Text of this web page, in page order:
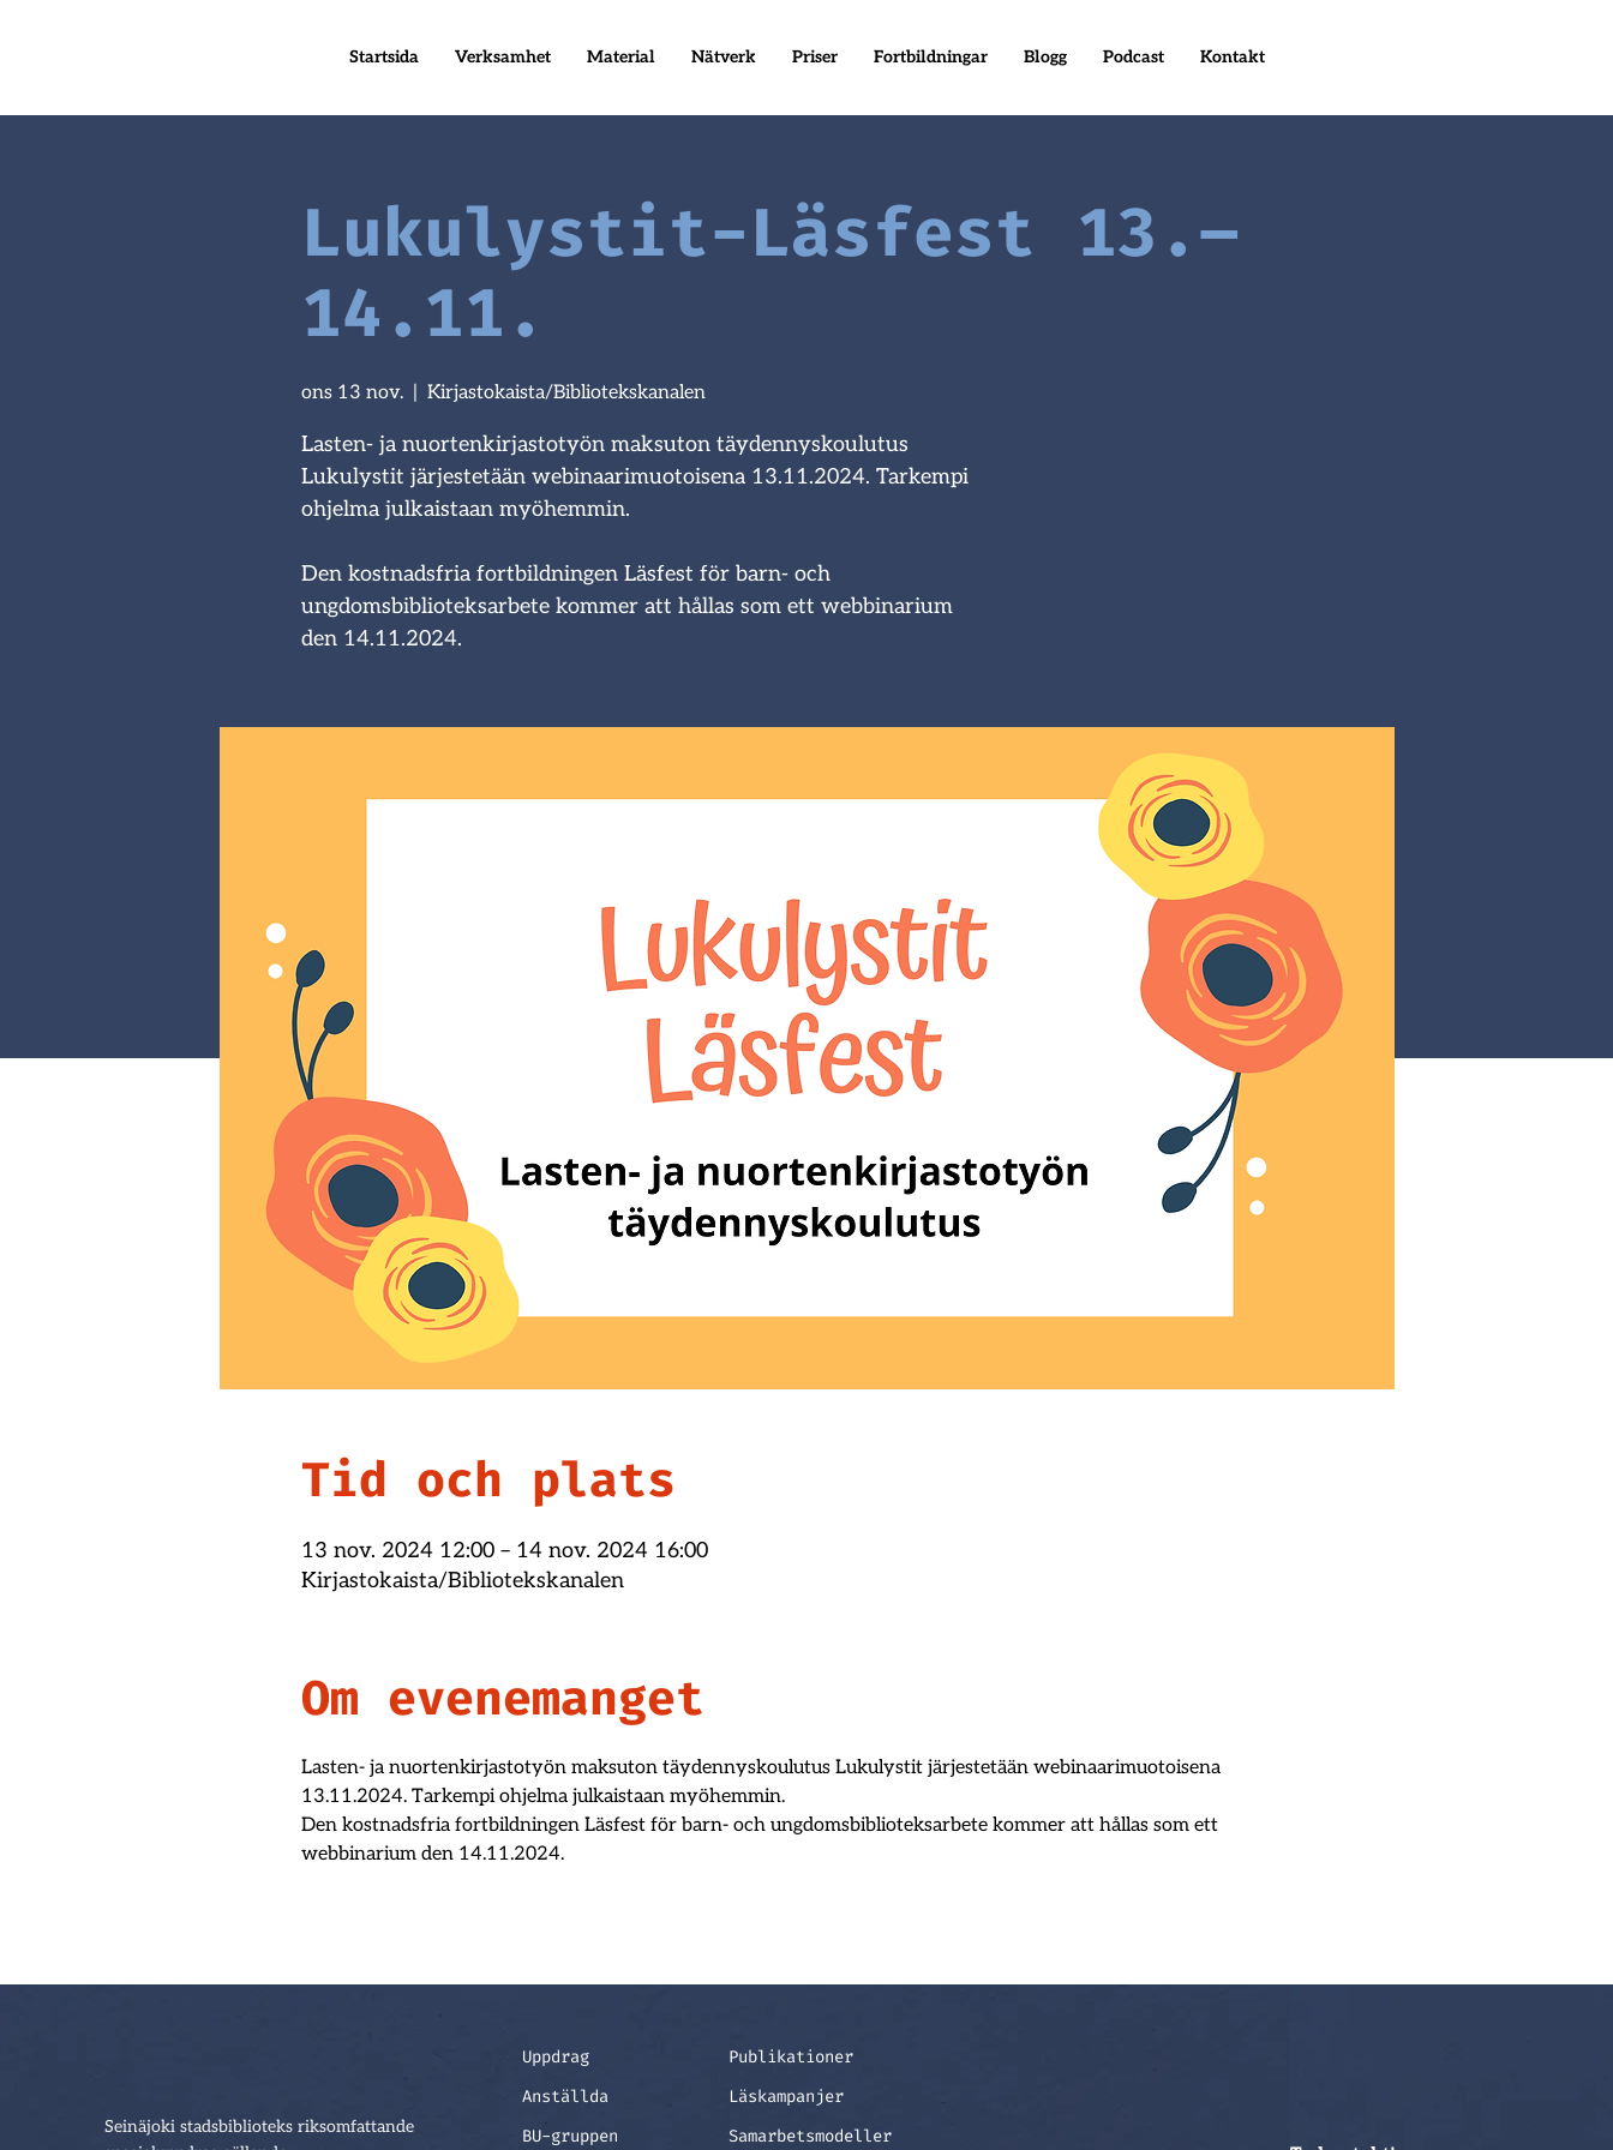
Startsida Verksamhet Material Nätverk Priser Fortbildningar Blogg Podcast Kontakt
Lukulystit-Läsfest 13.–
14.11.
ons 13 nov.
  |
Kirjastokaista/Bibliotekskanalen
Lasten- ja nuortenkirjastotyön maksuton täydennyskoulutus
Lukulystit järjestetään webinaarimuotoisena 13.11.2024. Tarkempi
ohjelma julkaistaan myöhemmin.
Den kostnadsfria fortbildningen Läsfest för barn- och
ungdomsbiblioteksarbete kommer att hållas som ett webbinarium
den 14.11.2024.
Tid och plats
13 nov. 2024 12:00 – 14 nov. 2024 16:00
Kirjastokaista/Bibliotekskanalen
Om evenemanget
Lasten- ja nuortenkirjastotyön maksuton täydennyskoulutus Lukulystit järjestetään webinaarimuotoisena
13.11.2024. Tarkempi ohjelma julkaistaan myöhemmin.
Den kostnadsfria fortbildningen Läsfest för barn- och ungdomsbiblioteksarbete kommer att hållas som ett
webbinarium den 14.11.2024.
Seinäjoki stadsbiblioteks riksomfattande
Uppdrag
Anställda
BU-gruppen
Publikationer
Läskampanjer
Samarbetsmodeller